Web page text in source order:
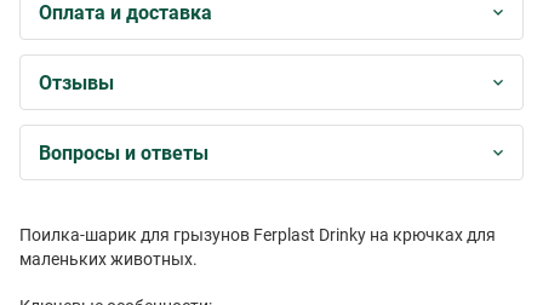
Оплата и доставка
Отзывы
Вопросы и ответы
Поилка-шарик для грызунов Ferplast Drinky на крючках для
маленьких животных.